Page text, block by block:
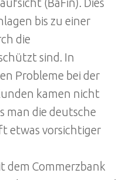
(BaFin). Dies
bis zu einer
die
sind. In
Probleme bei der
kamen nicht
man die deutsche
etwas vorsichtiger
dem Commerzbank